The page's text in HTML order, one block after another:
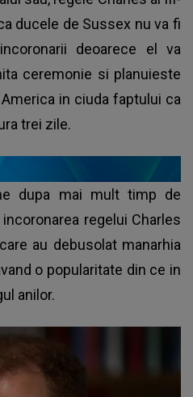
ducele de Sussex nu va fi
deoarece el va
ceremonie si planuieste
in ciuda faptului ca
trei zile.
dupa mai mult timp de
regelui Charles
au debusolat manarhia
o popularitate din ce in
anilor.